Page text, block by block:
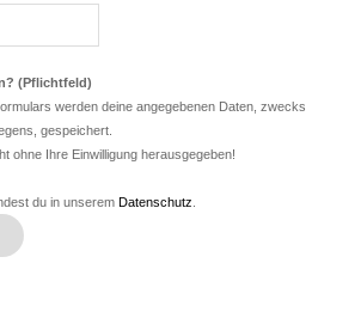
(Pflichtfeld)
werden deine angegebenen Daten, zwecks
gespeichert.
ohne Ihre Einwilligung herausgegeben!
du in unserem Datenschutz